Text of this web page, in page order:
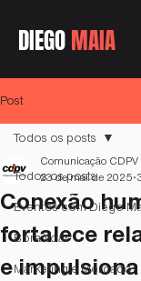
DIEGOMAIA
Post
Todos os posts
Eventos com Diego
Bóra Voar
Marketing e Mercado
Todos os posts
Conexão
fortalece
e
Comunicação
23 de mai. de 2025